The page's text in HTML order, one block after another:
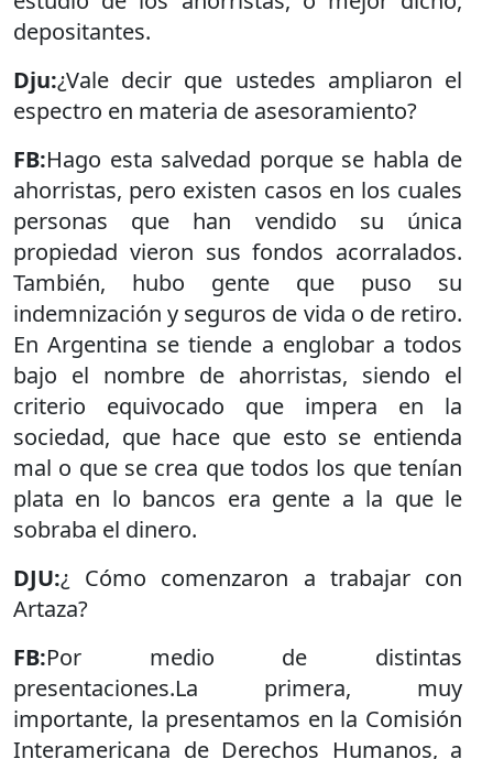
depositantes.
Dju:¿Vale decir que ustedes ampliaron el
espectro en materia de asesoramiento?
FB:Hago esta salvedad porque se habla de
ahorristas, pero existen casos en los cuales
personas que han vendido su única
propiedad vieron sus fondos acorralados.
También, hubo gente que puso su
indemnización y seguros de vida o de retiro.
En Argentina se tiende a englobar a todos
bajo el nombre de ahorristas, siendo el
criterio equivocado que impera en la
sociedad, que hace que esto se entienda
mal o que se crea que todos los que tenían
plata en lo bancos era gente a la que le
sobraba el dinero.
DJU:¿ Cómo comenzaron a trabajar con
Artaza?
FB:Por medio de distintas
presentaciones.La primera, muy
importante, la presentamos en la Comisión
Interamericana de Derechos Humanos, a